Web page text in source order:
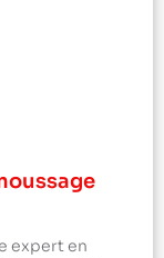
expert en